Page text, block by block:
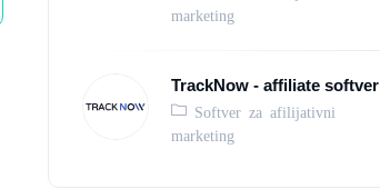
marketing
TrackNow - affiliate softver
Softver za afilijativni
marketing